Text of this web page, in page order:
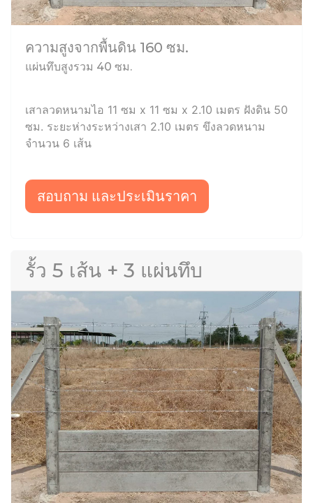
ความสูงจากพื้นดิน 160 ซม.
แผ่นทึบสูงรวม 40 ซม.
เสาลวดหนามไอ 11 ซม x 11 ซม x 2.10 เมตร ฝังดิน 50
ซม. ระยะห่างระหว่างเสา 2.10 เมตร ขึงลวดหนาม
จำนวน 6 เส้น
สอบถาม และประเมินราคา
รั้ว 5 เส้น + 3 แผ่นทึบ